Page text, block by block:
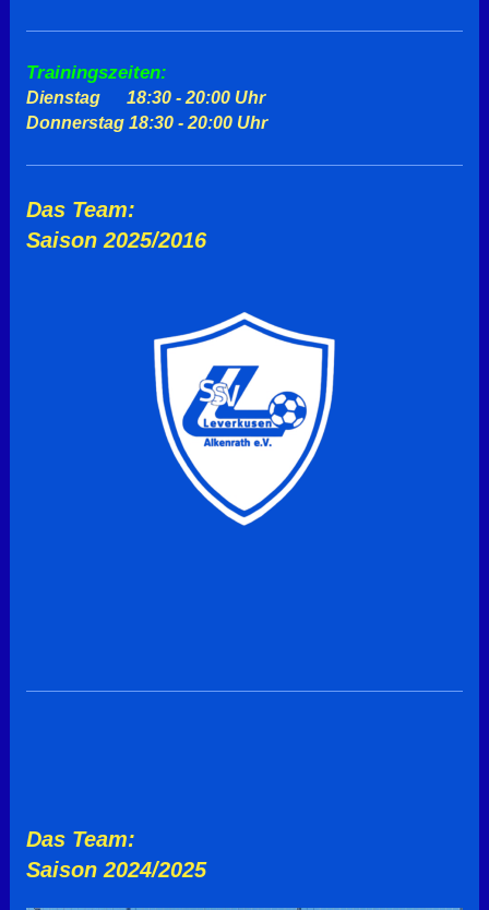
Trainingszeiten:
Dienstag 18:30 - 20:00 Uhr
Donnerstag 18:30 - 20:00 Uhr
Das Team:
Saison 2025/2016
Das Team:
Saison 2024/2025